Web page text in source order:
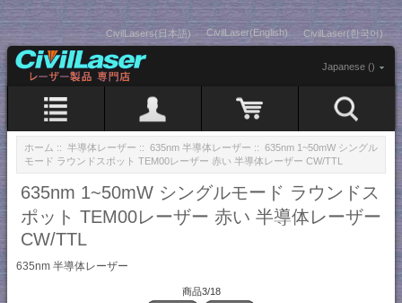
CivilLasers(日本語) CivilLaser(English) CivilLaser(한국어)
Japanese ()
ホーム :: 半導体レーザー :: 635nm 半導体レーザー :: 635nm 1~50mW シングル
モード ラウンドスポット TEM00レーザー 赤い 半導体レーザー CW/TTL
635nm 1~50mW シングルモード ラウンドス
ポット TEM00レーザー 赤い 半導体レーザー
CW/TTL
635nm 半導体レーザー
商品3/18